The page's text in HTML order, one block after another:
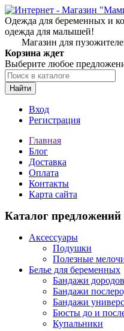
Одежда для беременных и
одежда для малышей!
Магазин для
Корзина ждет
Выберите любое
Найти
Вход
Регистрация
Главная
Блог
Доставка
Оплата
Контакты
Карта сайта
Каталог предложений
Аксессуары
Подушки
Полезные
Белье для беременных
Бандажи
Бандажи
Бандажи
Бюсты до и
Купальники